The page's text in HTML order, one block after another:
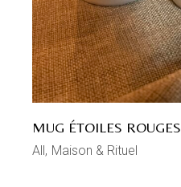
MUG ÉTOILES ROUGES
All
Maison & Rituel